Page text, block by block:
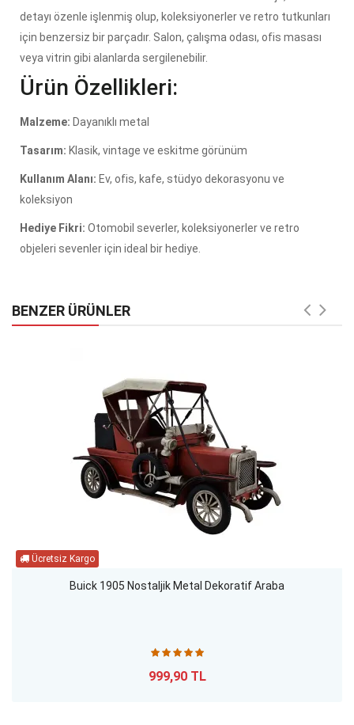
detayı özenle işlenmiş olup, koleksiyonerler ve retro tutkunları
için benzersiz bir parçadır. Salon, çalışma odası, ofis masası
veya vitrin gibi alanlarda sergilenebilir.
Ürün Özellikleri:
Malzeme: Dayanıklı metal
Tasarım: Klasik, vintage ve eskitme görünüm
Kullanım Alanı: Ev, ofis, kafe, stüdyo dekorasyonu ve
koleksiyon
Hediye Fikri: Otomobil severler, koleksiyonerler ve retro
objeleri sevenler için ideal bir hediye.
BENZER ÜRÜNLER
Buick 1905 Nostaljik Metal Dekoratif Araba
999,90 TL